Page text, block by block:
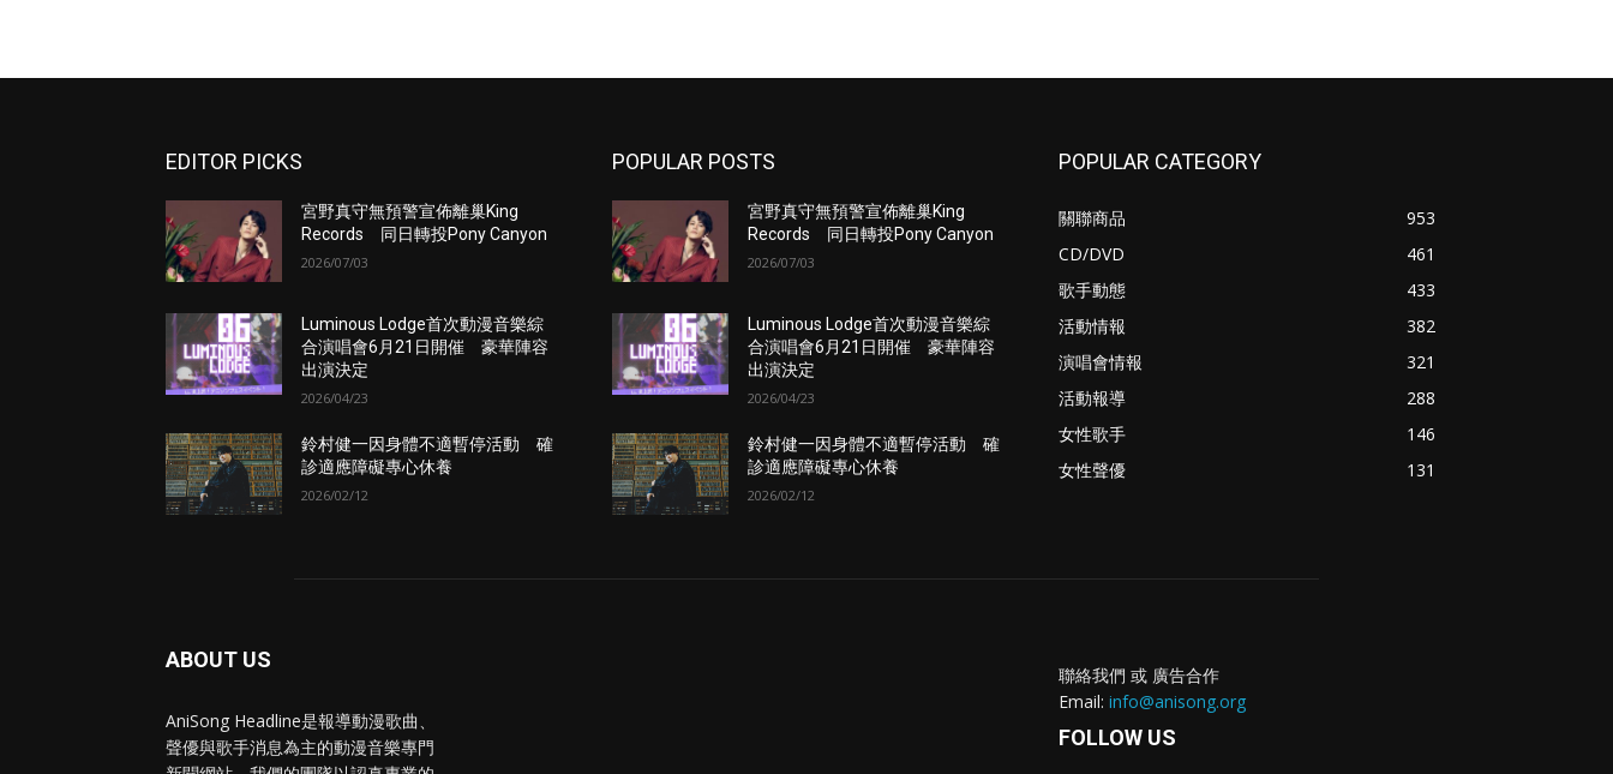
EDITOR PICKS
宮野真守無預警宣佈離巢King
Records 同日轉投Pony Canyon
2026/07/03
Luminous Lodge首次動漫音樂綜
合演唱會6月21日開催 豪華陣容
出演決定
2026/04/23
鈴村健一因身體不適暫停活動 確
診適應障礙專心休養
2026/02/12
POPULAR POSTS
宮野真守無預警宣佈離巢King
Records 同日轉投Pony Canyon
2026/07/03
Luminous Lodge首次動漫音樂綜
合演唱會6月21日開催 豪華陣容
出演決定
2026/04/23
鈴村健一因身體不適暫停活動 確
診適應障礙專心休養
2026/02/12
POPULAR CATEGORY
關聯商品
953
CD/DVD
461
歌手動態
433
活動情報
382
演唱會情報
321
活動報導
288
女性歌手
146
女性聲優
131
ABOUT US
AniSong Headline是報導動漫歌曲、
聲優與歌手消息為主的動漫音樂專門
聯絡我們 或 廣告合作
Email: info@anisong.org
FOLLOW US